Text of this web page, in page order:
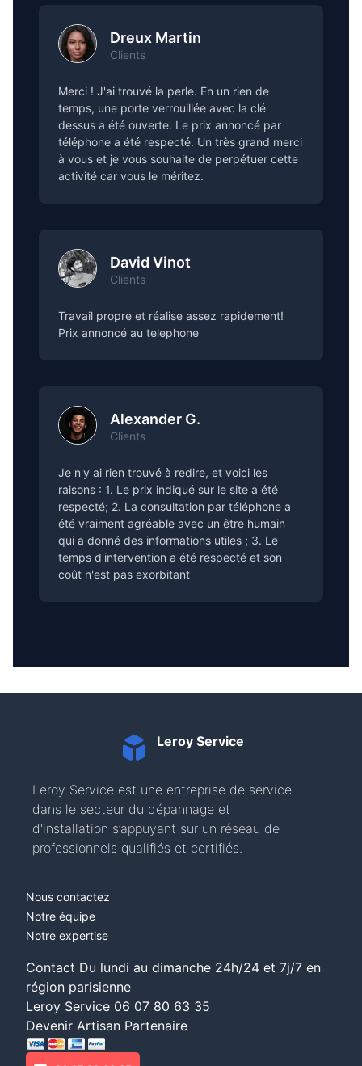
Dreux Martin
Clients
Merci ! J'ai trouvé la perle. En un rien de
temps, une porte verrouillée avec la clé
dessus a été ouverte. Le prix annoncé par
téléphone a été respecté. Un très grand merci
à vous et je vous souhaite de perpétuer cette
activité car vous le méritez.
David Vinot
Clients
Travail propre et réalise assez rapidement!
Prix annoncé au telephone
Alexander G.
Clients
Je n'y ai rien trouvé à redire, et voici les
raisons : 1. Le prix indiqué sur le site a été
respecté; 2. La consultation par téléphone a
été vraiment agréable avec un être humain
qui a donné des informations utiles ; 3. Le
temps d'intervention a été respecté et son
coût n'est pas exorbitant
Leroy Service
Leroy Service est une entreprise de service
dans le secteur du dépannage et
d'installation s’appuyant sur un réseau de
professionnels qualifiés et certifiés.
Nous contactez
Notre équipe
Notre expertise
Contact Du lundi au dimanche 24h/24 et 7j/7 en
région parisienne
Leroy Service 06 07 80 63 35
Devenir Artisan Partenaire